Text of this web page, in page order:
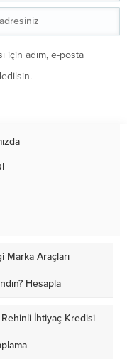
için adım, e-posta
Marka Araçları
Hesapla
Rehinli İhtiyaç Kredisi